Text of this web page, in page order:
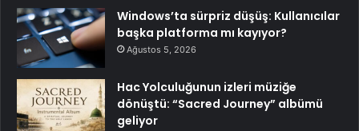
Windows’ta sürpriz düşüş: Kullanıcılar
başka platforma mı kayıyor?
Ağustos 5, 2026
Hac Yolculuğunun izleri müziğe
dönüştü: “Sacred Journey” albümü
geliyor